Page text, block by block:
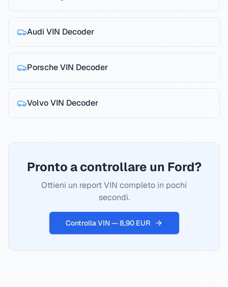
Audi VIN Decoder
PorscheVIN Decoder
VolvoVIN Decoder
Pronto a controllare un Ford?
Ottieni un report VIN completo in pochi
secondi.
Controlla VIN — 8,90 EUR